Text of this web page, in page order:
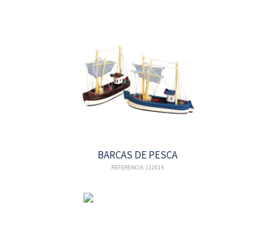
BARCAS DE PESCA
REFERENCIA: 112014